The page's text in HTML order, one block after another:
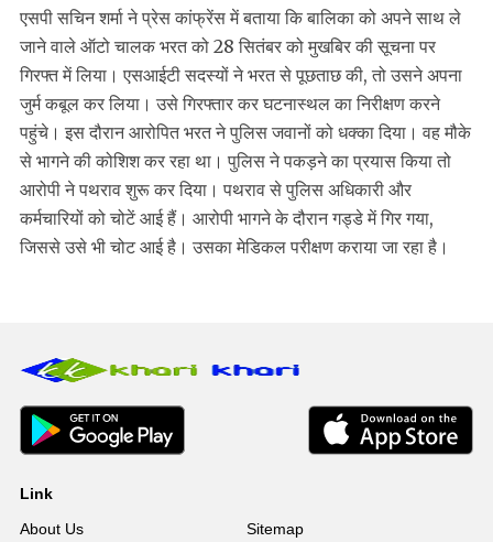
एसपी सचिन शर्मा ने प्रेस कांफ्रेंस में बताया कि बालिका को अपने साथ ले
जाने वाले ऑटो चालक भरत को 28 सितंबर को मुखबिर की सूचना पर
गिरफ्त में लिया। एसआईटी सदस्यों ने भरत से पूछताछ की, तो उसने अपना
जुर्म कबूल कर लिया। उसे गिरफ्तार कर घटनास्थल का निरीक्षण करने
पहुंचे। इस दौरान आरोपित भरत ने पुलिस जवानों को धक्का दिया। वह मौके
से भागने की कोशिश कर रहा था। पुलिस ने पकड़ने का प्रयास किया तो
आरोपी ने पथराव शुरू कर दिया। पथराव से पुलिस अधिकारी और
कर्मचारियों को चोटें आई हैं। आरोपी भागने के दौरान गड्डे में गिर गया,
जिससे उसे भी चोट आई है। उसका मेडिकल परीक्षण कराया जा रहा है।
Link
About Us
Sitemap